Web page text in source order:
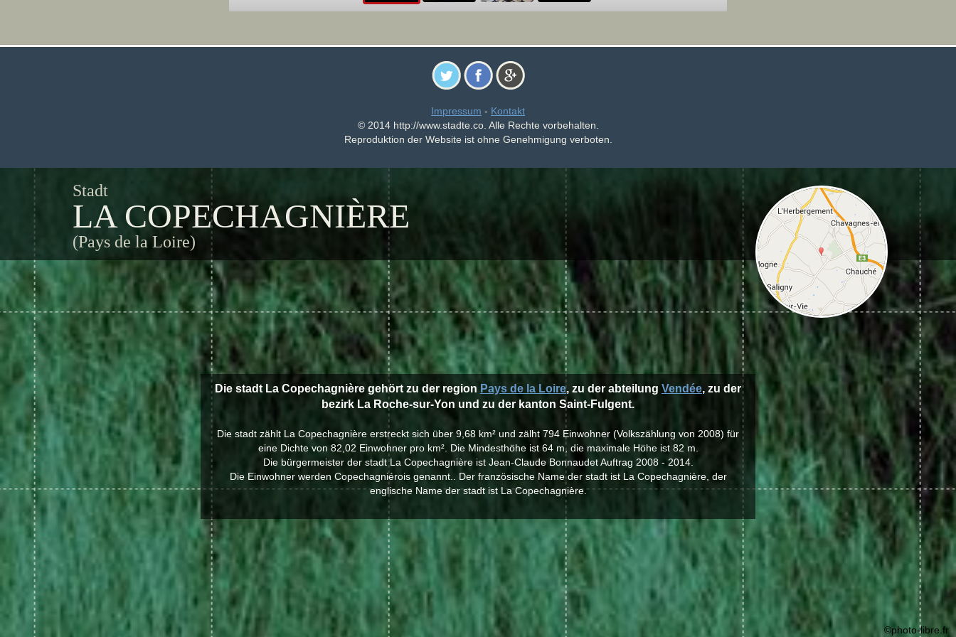
Impressum - Kontakt
© 2014 http://www.stadte.co. Alle Rechte vorbehalten.
Reproduktion der Website ist ohne Genehmigung verboten.
Stadt
LA COPECHAGNIÈRE
(Pays de la Loire)
Die stadt La Copechagnière gehört zu der region Pays de la Loire, zu der abteilung Vendée, zu der
bezirk La Roche-sur-Yon und zu der kanton Saint-Fulgent.
Die stadt zählt La Copechagnière erstreckt sich über 9,68 km² und zälht 794 Einwohner (Volkszählung von 2008) für
eine Dichte von 82,02 Einwohner pro km². Die Mindesthöhe ist 64 m, die maximale Höhe ist 82 m.
Die bürgermeister der stadt La Copechagnière ist Jean-Claude Bonnaudet Auftrag 2008 - 2014.
Die Einwohner werden Copechagniérois genannt.. Der französische Name der stadt ist La Copechagnière, der
englische Name der stadt ist La Copechagnière.
©photo-libre.fr